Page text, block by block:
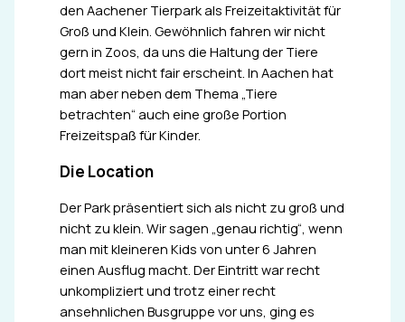
den Aachener Tierpark als Freizeitaktivität für
Groß und Klein. Gewöhnlich fahren wir nicht
gern in Zoos, da uns die Haltung der Tiere
dort meist nicht fair erscheint. In Aachen hat
man aber neben dem Thema „Tiere
betrachten“ auch eine große Portion
Freizeitspaß für Kinder.
Die Location
Der Park präsentiert sich als nicht zu groß und
nicht zu klein. Wir sagen „genau richtig“, wenn
man mit kleineren Kids von unter 6 Jahren
einen Ausflug macht. Der Eintritt war recht
unkompliziert und trotz einer recht
ansehnlichen Busgruppe vor uns, ging es